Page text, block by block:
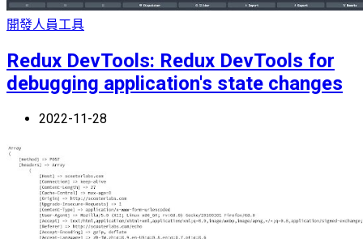
開發人員工具
Redux DevTools: Redux DevTools for
debugging application's state changes
2022-11-28